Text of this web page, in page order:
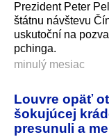
Prezident Peter
štátnu návštevu
uskutoční na
pchinga.
minulý mesiac
Louvre opäť
šokujúcej
presunuli a